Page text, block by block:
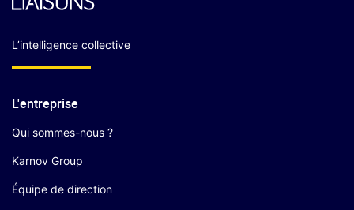
L’intelligence collective
L'entreprise
Qui sommes-nous ?
Karnov Group
Équipe de direction